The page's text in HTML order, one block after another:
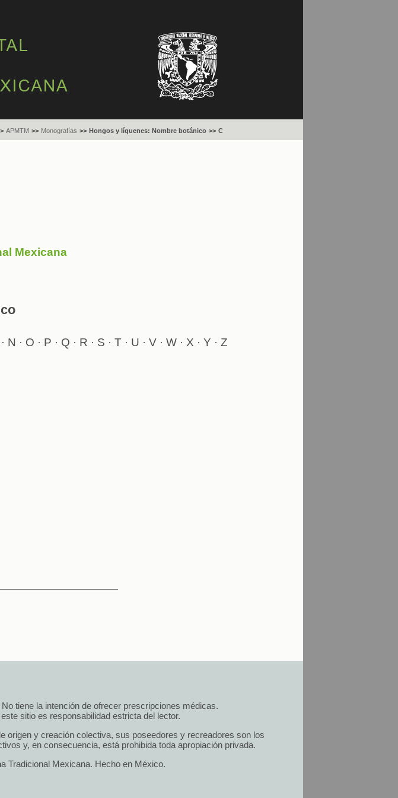
APMTM >> Monografías >> Hongos y líquenes: Nombre botánico >> C
Mexicana
· N · O · P · Q · R · S · T· U · V· W· X · Y · Z
tiene la intención de ofrecer prescripciones médicas.
sitio es responsabilidad estricta del lector.
origen y creación colectiva, sus poseedores y recreadores son los
y, en consecuencia, está prohibida toda apropiación privada.
Tradicional Mexicana. Hecho en México.